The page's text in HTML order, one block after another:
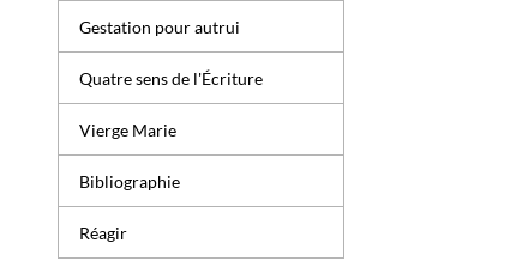
Gestation pour autrui
Quatre sens de l'Écriture
Vierge Marie
Bibliographie
Réagir